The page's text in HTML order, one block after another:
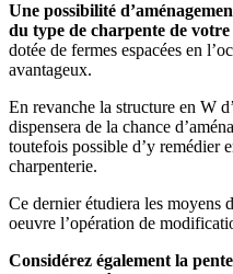
Une possibilité
du type de charpente de votre
dotée de fermes espacées en
avantageux.
En revanche la structure en W
dispensera de la chance
toutefois possible d’y remédier
charpenterie.
Ce dernier étudiera les moyens
oeuvre l’opération de
Considérez également la